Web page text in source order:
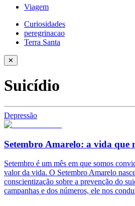
Viagem
Curiosidades
peregrinacao
Terra Santa
✕
Suicídio
Depressão
Setembro Amarelo: a vida que
Setembro é um mês em que somos
valor da vida. O Setembro Amarelo
conscientização sobre a prevenção do
campanhas e dos números, ele nos